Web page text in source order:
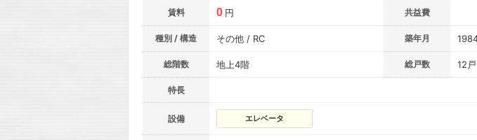
賃料 0 円 共益費
種別 / 構造 その他 / RC 築年月
総階数 地上4階 総戸数 12戸
特長
設備 エレベータ